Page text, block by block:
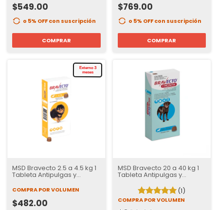
$549.00
o 5% OFFcon suscripción
COMPRAR
$769.00
o 5% OFFcon suscripción
COMPRAR
Externo 3
meses
MSD Bravecto 2.5 a 4.5 kg 1
Tableta Antipulgas y
Garrapatas para Perros | 12
semanas de Protección
COMPRA POR VOLUMEN
$482.00
MSD Bravecto 20 a 40 kg 1
Tableta Antipulgas y
Garrapatas para Perros | 37
Días de Protección(1)
COMPRA POR VOLUMEN